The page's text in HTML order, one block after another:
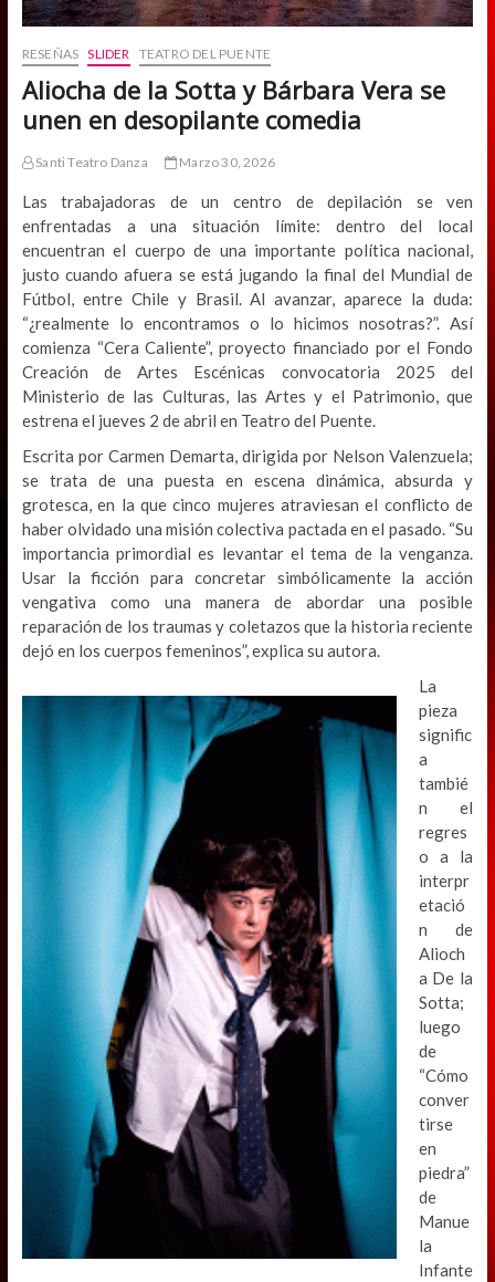
RESEÑAS SLIDER TEATRO DEL PUENTE
Aliocha de la Sotta y Bárbara Vera se
unen en desopilante comedia
Santi Teatro Danza Marzo 30, 2026
Las trabajadoras de un centro de depilación se ven
enfrentadas a una situación límite: dentro del local
encuentran el cuerpo de una importante política nacional,
justo cuando afuera se está jugando la final del Mundial de
Fútbol, entre Chile y Brasil. Al avanzar, aparece la duda:
“¿realmente lo encontramos o lo hicimos nosotras?”. Así
comienza “Cera Caliente”, proyecto financiado por el Fondo
Creación de Artes Escénicas convocatoria 2025 del
Ministerio de las Culturas, las Artes y el Patrimonio, que
estrena el jueves 2 de abril en Teatro del Puente.
Escrita por Carmen Demarta, dirigida por Nelson Valenzuela;
se trata de una puesta en escena dinámica, absurda y
grotesca, en la que cinco mujeres atraviesan el conflicto de
haber olvidado una misión colectiva pactada en el pasado. “Su
importancia primordial es levantar el tema de la venganza.
Usar la ficción para concretar simbólicamente la acción
vengativa como una manera de abordar una posible
reparación de los traumas y coletazos que la historia reciente
dejó en los cuerpos femeninos”, explica su autora.
La
pieza
signific
a
tambié
n el
regres
o a la
interpr
etació
n de
Alioch
a De la
Sotta;
luego
de
“Cómo
conver
tirse
en
piedra”
de
Manue
la
Infante